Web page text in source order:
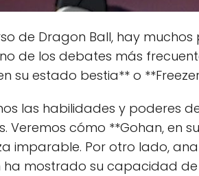
de Dragon Ball, hay
de los debates más
su estado bestia** o
las habilidades y poderes
Veremos cómo **Gohan, en
imparable. Por otro lado,
ha mostrado su capacidad